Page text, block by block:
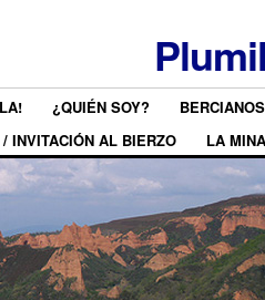
¿QUIÉN SOY?
INVITACIÓN AL BIERZO
LA MINA